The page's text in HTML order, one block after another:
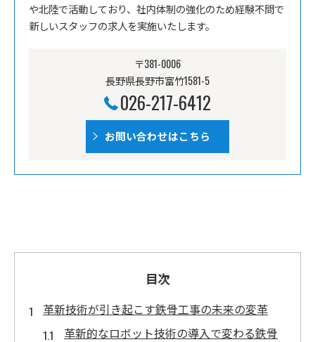
や北陸で活動しており、社内体制の強化のため経験不問で
新しいスタッフの求人を実施いたします。
〒381-0006
長野県長野市富竹1581-5
026-217-6412
お問い合わせはこちら
目次
革新技術が引き起こす鉄骨工事の未来の変革
革新的なロボット技術の導入で変わる鉄骨